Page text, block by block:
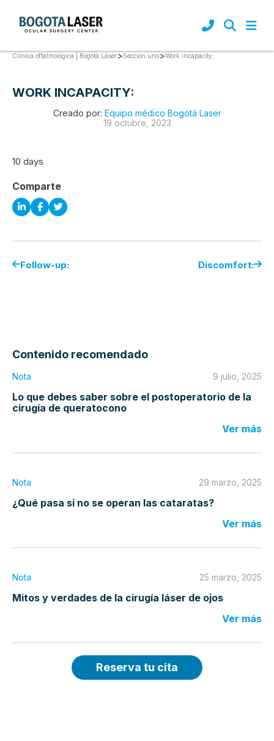
Clínica oftalmológica | Bogotá Láser>Sección uno>Work incapacity:
WORK INCAPACITY:
Creado por: Equipo médico Bogotá Laser
19 octubre, 2023
10 days
Comparte
Follow-up: Discomfort:
Contenido recomendado
Nota 9 julio, 2025
Lo que debes saber sobre el postoperatorio de la
cirugía de queratocono
Ver más
Nota 29 marzo, 2025
¿Qué pasa si no se operan las cataratas?
Ver más
Nota 25 marzo, 2025
Mitos y verdades de la cirugía láser de ojos
Ver más
Reserva tu cita